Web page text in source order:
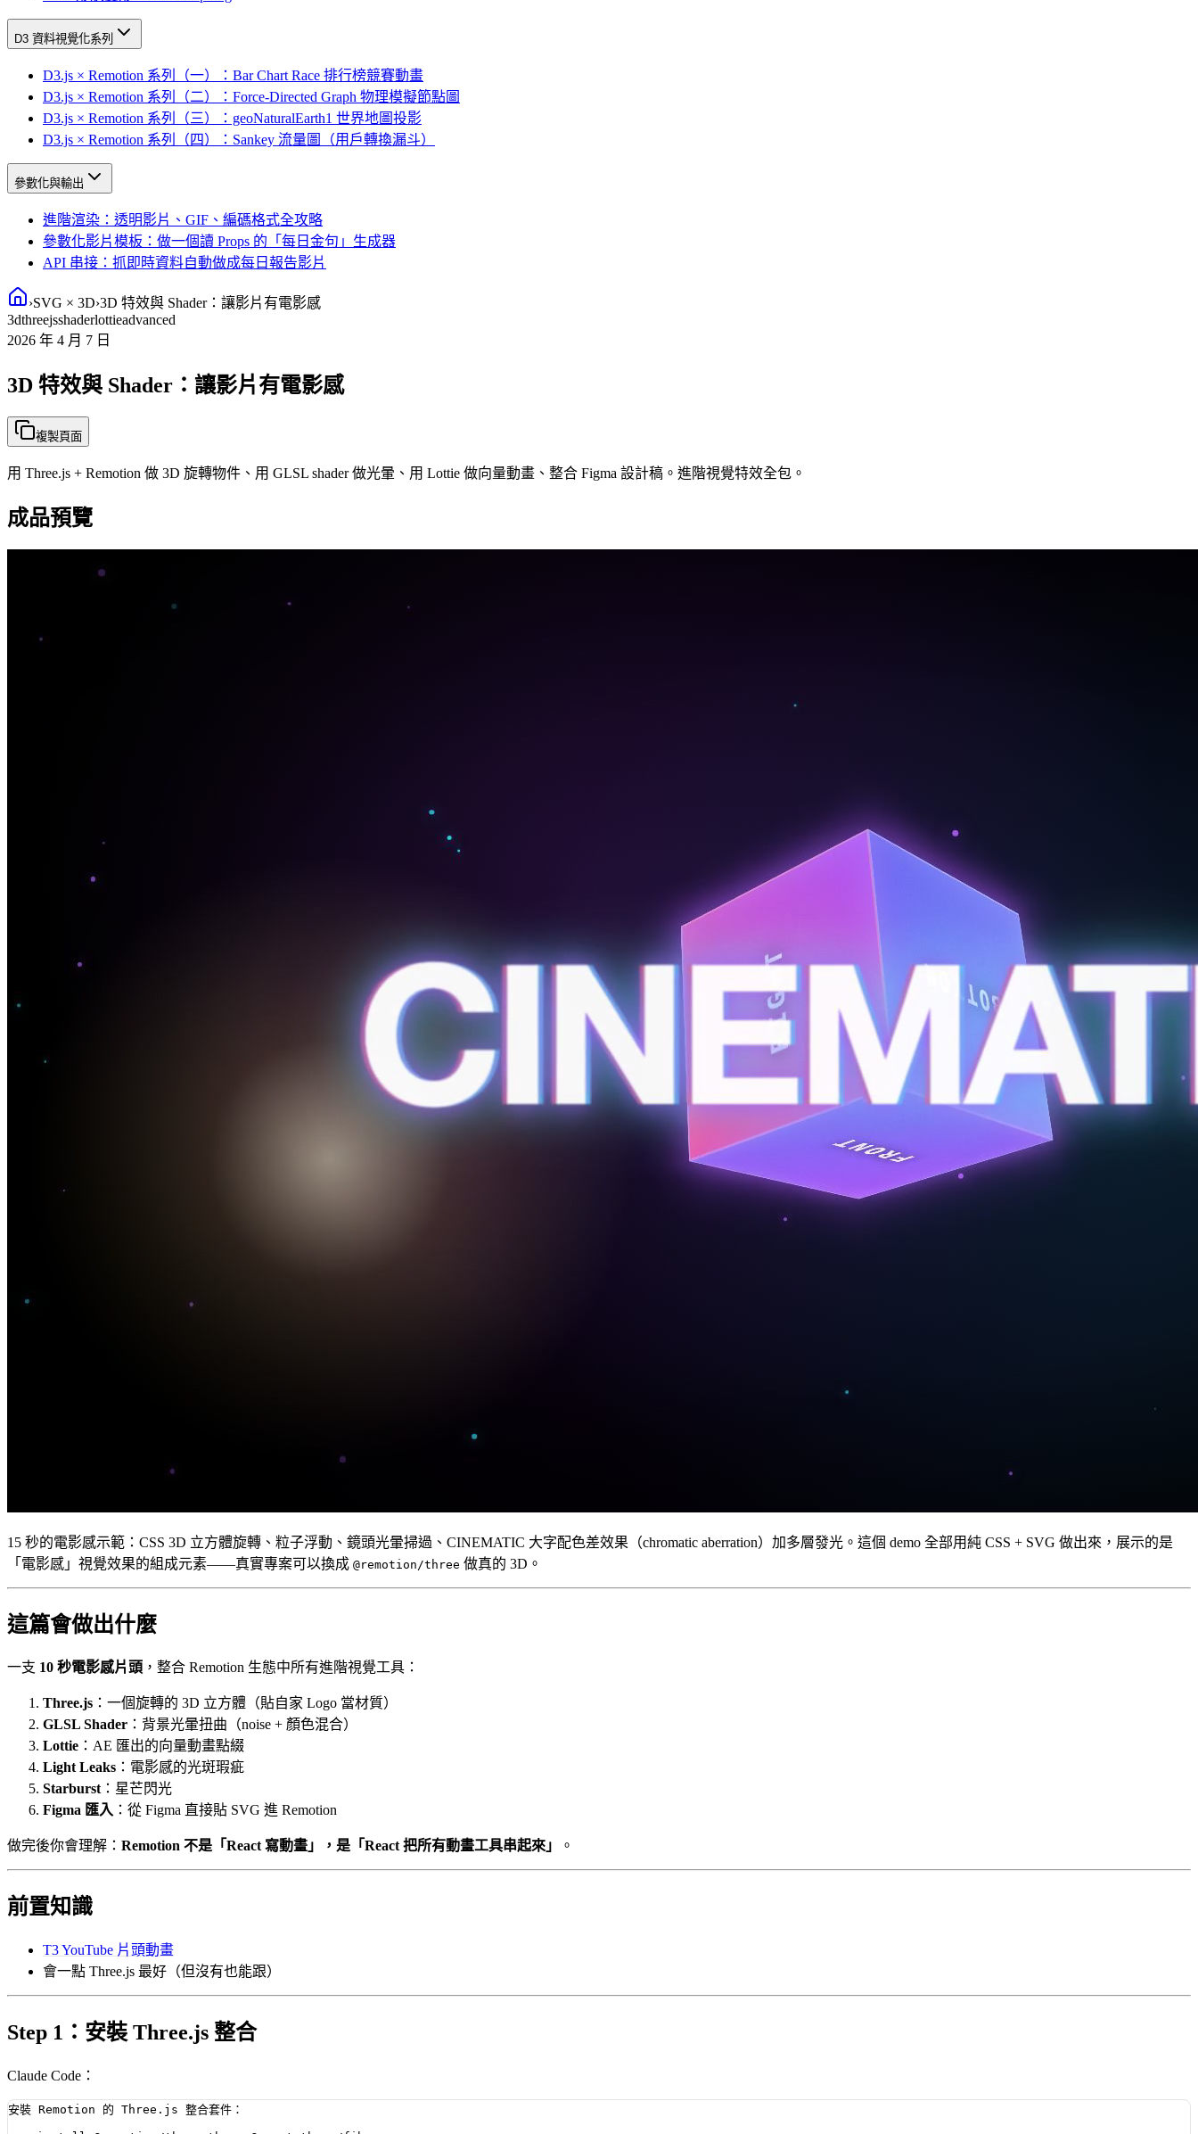
D3 資料視覺化系列
D3.js × Remotion 系列（一）：Bar Chart Race 排行榜競賽動畫
D3.js × Remotion 系列（二）：Force-Directed Graph 物理模擬節點圖
D3.js × Remotion 系列（三）：geoNaturalEarth1 世界地圖投影
D3.js × Remotion 系列（四）：Sankey 流量圖（用戶轉換漏斗）
參數化與輸出
進階渲染：透明影片、GIF、編碼格式全攻略
參數化影片模板：做一個讀 Props 的「每日金句」生成器
API 串接：抓即時資料自動做成每日報告影片
›SVG × 3D›3D 特效與 Shader：讓影片有電影感
3dthreejsshaderlottieadvanced
2026 年 4 月 7 日
3D 特效與 Shader：讓影片有電影感
複製頁面
用 Three.js + Remotion 做 3D 旋轉物件、用 GLSL shader 做光暈、用 Lottie 做向量動畫、整合 Figma 設計稿。進階視覺特效全包。
成品預覽
15 秒的電影感示範：CSS 3D 立方體旋轉、粒子浮動、鏡頭光暈掃過、CINEMATIC 大字配色差效果（chromatic aberration）加多層發光。這個 demo 全部用純 CSS + SVG 做出來，展示的是
「電影感」視覺效果的組成元素——真實專案可以換成 @remotion/three 做真的 3D。
這篇會做出什麼
一支 10 秒電影感片頭 ，整合 Remotion 生態中所有進階視覺工具：
Three.js ：一個旋轉的 3D 立方體（貼自家 Logo 當材質）
GLSL Shader ：背景光暈扭曲（noise + 顏色混合）
Lottie ：AE 匯出的向量動畫點綴
Light Leaks ：電影感的光斑瑕疵
Starburst：星芒閃光
Figma 匯入 ：從 Figma 直接貼 SVG 進 Remotion
做完後你會理解： Remotion 不是「React 寫動畫」，是「React 把所有動畫工具串起來」 。
前置知識
T3 YouTube 片頭動畫
會一點 Three.js 最好（但沒有也能跟）
Step 1：安裝 Three.js 整合
Claude Code：
安裝 Remotion 的 Three.js 整合套件：